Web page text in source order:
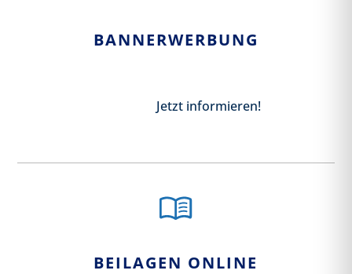
BANNERWERBUNG
Jetzt informieren!
BEILAGEN ONLINE